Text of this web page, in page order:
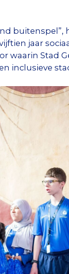
jaar
Stad
inclusieve